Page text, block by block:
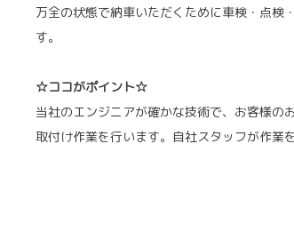
万全の状態で納車いただくために車検・点検
す。
☆ココがポイント☆
当社のエンジニアが確かな技術で、お客様の
取付け作業を行います。自社スタッフが作業